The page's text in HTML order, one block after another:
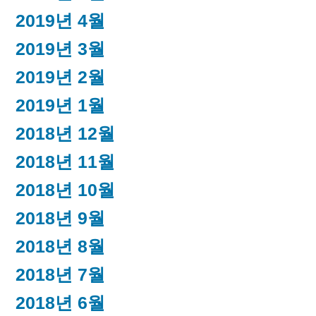
2019년 4월
2019년 3월
2019년 2월
2019년 1월
2018년 12월
2018년 11월
2018년 10월
2018년 9월
2018년 8월
2018년 7월
2018년 6월